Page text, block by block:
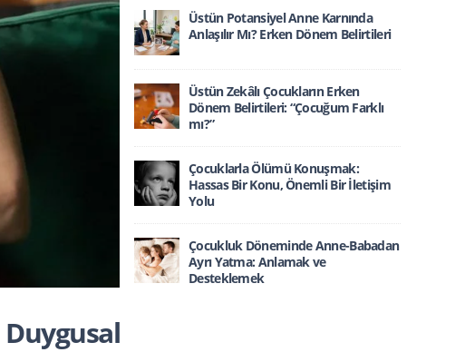
Üstün Potansiyel Anne Karnında
Anlaşılır Mı? Erken Dönem Belirtileri
Üstün Zekâlı Çocukların Erken
Dönem Belirtileri: “Çocuğum Farklı
mı?”
Çocuklarla Ölümü Konuşmak:
Hassas Bir Konu, Önemli Bir İletişim
Yolu
Çocukluk Döneminde Anne-Babadan
Ayrı Yatma: Anlamak ve
Desteklemek